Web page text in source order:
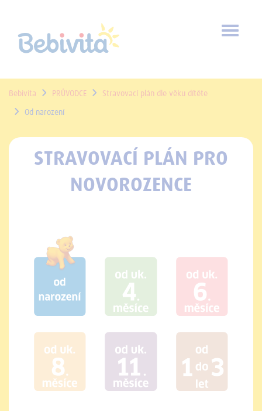
Toggle
Bebivita PRŮVODCE Stravovací plán dle věku dítěte
Od narození
STRAVOVACÍ PLÁN PRO
NOVOROZENCE